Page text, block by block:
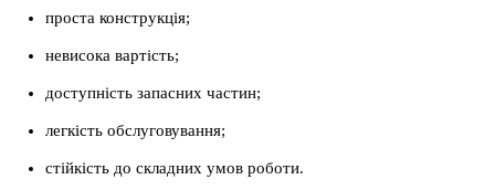
проста конструкція;
невисока вартість;
доступність запасних частин;
легкість обслуговування;
стійкість до складних умов роботи.